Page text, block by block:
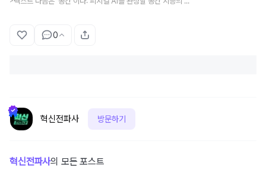
0
혁신전파사 방문하기
혁신전파사의 모든 포스트